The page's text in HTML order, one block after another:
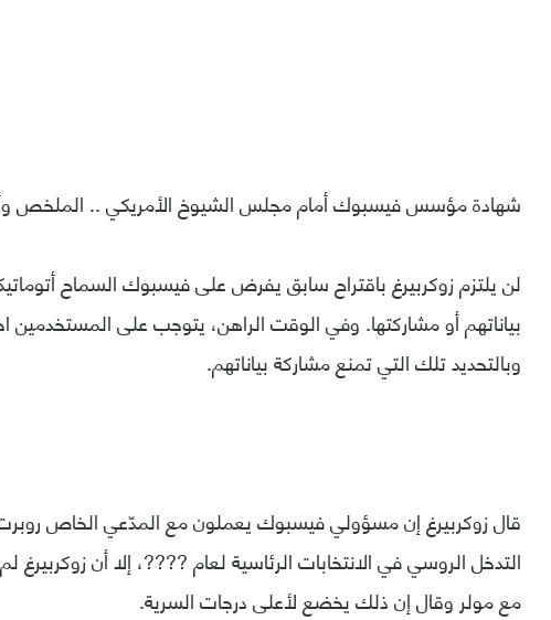
شهادة مؤسس فيسبوك أمام مجلس الشيوخ الأمريكي .. الملخص وأبرز
لن يلتزم زوكربيرغ باقتراح سابق يفرض على فيسبوك السماح
بياناتهم أو مشاركتها. وفي الوقت الراهن، يتوجب على المستخدمين
وبالتحديد تلك التي تمنع مشاركة بياناتهم.
قال زوكربيرغ إن مسؤولي فيسبوك يعملون مع المدّعي الخاص
التدخل الروسي في الانتخابات الرئاسية لعام ????، إلا أن
مع مولر وقال إن ذلك يخضع لأعلى درجات السرية.